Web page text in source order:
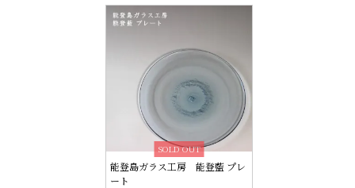
SOLD OUT
能登島ガラス工房 能登藍 プレ
ート